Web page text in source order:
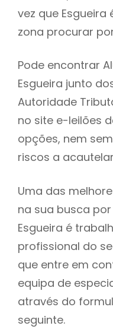
vez que
zona procurar
Pode encontrar
Esgueira junto
Autoridade
no site e-leilões
opções, nem
riscos a
Uma das
na sua busca
Esgueira é
profissional do
que entre em
equipa de
através do
seguinte.